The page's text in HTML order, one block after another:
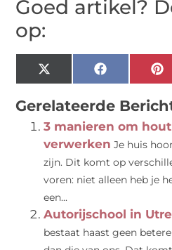
Goed artikel?
op:
X
(Twitter)
Facebook
Gerelateerde
3 manieren om
verwerken Je huis
zijn. Dit komt op
voren: niet alleen heb je
een...
Autorijschool in
bestaat haast geen